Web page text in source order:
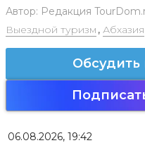
Автор: Редакция
Выездной туризм , Абхазия
Обсудить
06.08.2026, 19:42